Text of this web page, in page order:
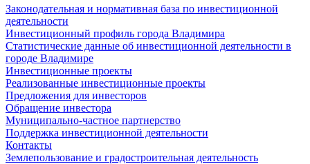
Законодательная и нормативная база по инвестиционной
деятельности
Инвестиционный профиль города Владимира
Статистические данные об инвестиционной деятельности в
городе Владимире
Инвестиционные проекты
Реализованные инвестиционные проекты
Предложения для инвесторов
Обращение инвестора
Муниципально-частное партнерство
Поддержка инвестиционной деятельности
Контакты
Землепользование и градостроительная деятельность